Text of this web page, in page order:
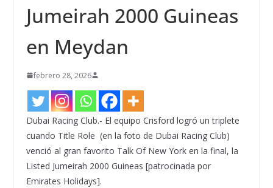
Jumeirah 2000 Guineas
en Meydan
febrero 28, 2026
Dubai Racing Club.- El equipo Crisford logró un triplete
cuando Title Role (en la foto de Dubai Racing Club)
venció al gran favorito Talk Of New York en la final, la
Listed Jumeirah 2000 Guineas [patrocinada por
Emirates Holidays].